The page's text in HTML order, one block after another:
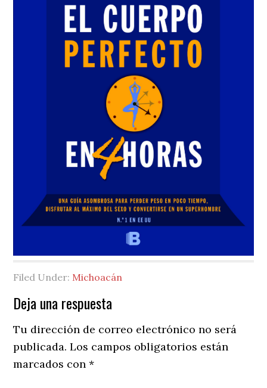
Filed Under: Michoacán
Reader
Interactions
Deja una respuesta
Tu dirección de correo electrónico no será
publicada. Los campos obligatorios están
marcados con*